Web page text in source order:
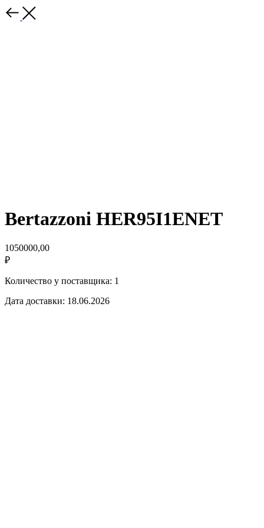
Bertazzoni HER95I1ENET
1050000,00
₽
Количество у поставщика: 1
Дата доставки: 18.06.2026